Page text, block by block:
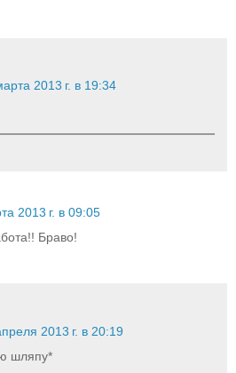
2013 г. в 19:34
2013 г. в 09:05
Браво!
2013 г. в 20:19
шляпу*